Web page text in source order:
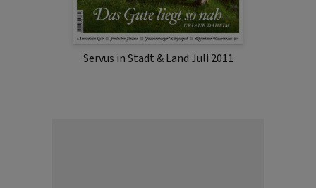
Servus in Stadt & Land Juli 2011